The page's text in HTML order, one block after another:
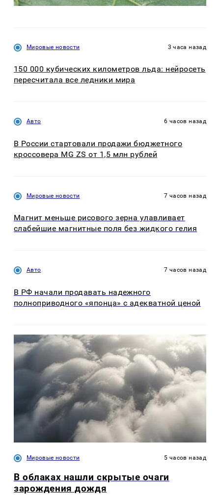
Мировые новости 3 часа назад
150 000 кубических километров льда: нейросеть
пересчитала все ледники мира
Авто 6 часов назад
В России стартовали продажи бюджетного
кроссовера MG ZS от 1,5 млн рублей
Мировые новости 7 часов назад
Магнит меньше рисового зерна улавливает
слабейшие магнитные поля без жидкого гелия
Авто 7 часов назад
В РФ начали продавать надежного
полноприводного «японца» с адекватной ценой
Мировые новости 5 часов назад
В облаках нашли скрытые очаги
зарождения дождя